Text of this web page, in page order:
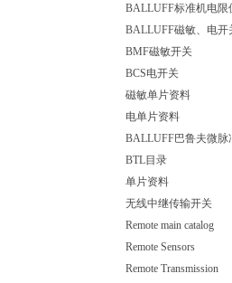
BALLUFF标准机电限
BALLUFF磁敏、电开
BMF磁敏开关
BCS电开关
磁敏单片资料
电单片资料
BALLUFF巴鲁夫微脉
BTL目录
单片资料
无线中继传输开关
Remote main catalog
Remote Sensors
Remote Transmission